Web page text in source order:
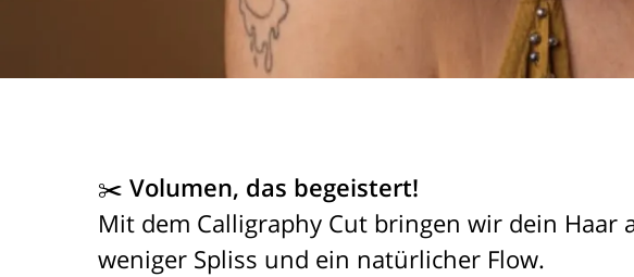
✂️ Volumen, das begeistert!
Mit dem Calligraphy Cut bringen wir dein Haar
weniger Spliss und ein natürlicher Flow.